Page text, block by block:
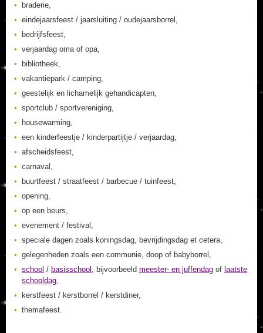
braderie,
eindejaarsfeest / jaarsluiting / oudejaarsborrel,
bedrijfsfeest,
verjaardag oma of opa,
bibliotheek,
vakantiepark / camping,
geestelijk en lichamelijk gehandicapten,
sportclub / sportvereniging,
housewarming,
een kinderfeestje / kinderpartijtje / verjaardag,
afscheidsfeest,
carnaval,
buurtfeest / straatfeest / barbecue / tuinfeest,
opening,
op een beurs,
evenement / festival,
speciale dagen zoals koningsdag, bevrijdingsdag et cetera,
gelegenheden zoals een communie, doop of babyborrel,
school / basisschool , bijvoorbeeld meester- en juffendag of laatste
schooldag,
kerstfeest / kerstborrel / kerstdiner,
themafeest.